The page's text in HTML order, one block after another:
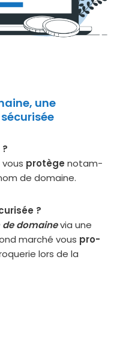
une
pro­tège notam­
de domaine.​
?
domainevia une
mar­ché vous pro­
lors de la